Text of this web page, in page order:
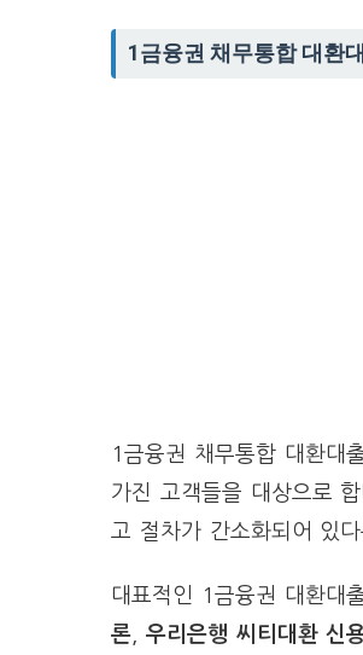
1금융권 채무통합 대환
1금융권 채무통합 대환대
가진 고객들을 대상으로
고 절차가 간소화되어 있
대표적인 1금융권 대환대
론
우리은행 씨티대환 신